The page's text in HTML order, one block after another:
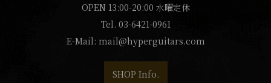
OPEN 13:00-20:00 水曜定休
Tel. 03-6421-0961
E-Mail: mail@hyperguitars.com
SHOP Info.